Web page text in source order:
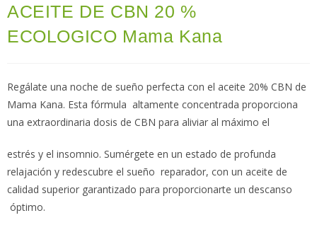
ACEITE DE CBN 20 %
ECOLOGICO Mama Kana
Regálate una noche de sueño perfecta con el aceite 20% CBN de
Mama Kana. Esta fórmula altamente concentrada proporciona
una extraordinaria dosis de CBN para aliviar al máximo el
estrés y el insomnio. Sumérgete en un estado de profunda
relajación y redescubre el sueño reparador, con un aceite de
calidad superior garantizado para proporcionarte un descanso
óptimo.